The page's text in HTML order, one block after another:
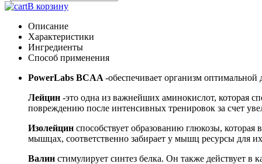
В корзину
Описание
Характеристики
Ингредиенты
Способ применения
PowerLabs BCAA -обеспечивает организм
Лейцин -это одна из важнейших аминокислот, которая
повреждению после интенсивных тренировок за счет
Изолейцин способствует образованию глюкозы,
мышцах, соответственно забирает у мышц ресурсы для
Валин стимулирует синтез белка. Он также действует в